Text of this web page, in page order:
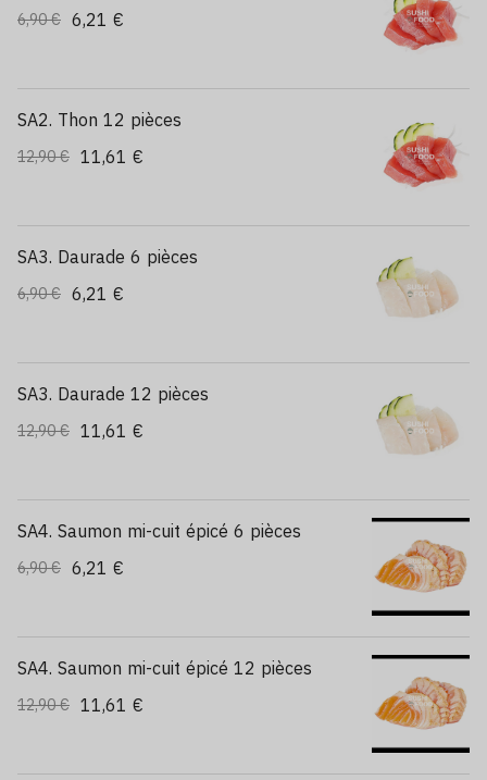
6,90 € 6,21 €
SA2. Thon 12 pièces
12,90 € 11,61 €
SA3. Daurade 6 pièces
6,90 € 6,21 €
SA3. Daurade 12 pièces
12,90 € 11,61 €
SA4. Saumon mi-cuit épicé 6 pièces
6,90 € 6,21 €
SA4. Saumon mi-cuit épicé 12 pièces
12,90 € 11,61 €